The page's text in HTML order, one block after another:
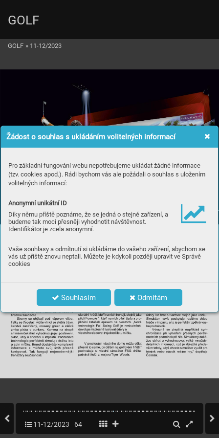
Žádost o souhlas s ukládáním volitelných informací
Pro základní fungování webu nepotřebujeme ukládat žádné informace
(tzv. cookies apod.). Rádi bychom vás ale požádali o souhlas s uložením
volitelných informací:
Anonymní unikátní ID
Díky němu příště poznáme, že se jedná o stejné zařízení, a
budeme tak moci přesněji vyhodnotit návštěvnost.
Identifikátor je zcela anonymní.
Vaše souhlasy a odmítnutí si ukládáme do vašeho zařízení, abychom se
vás už příště znovu neptali. Můžete je kdykoli později upravit ve Správě
cookies
Souhlasím Odmítám
GOLF
GOLF » 11-12/2023
11-12/2023 64